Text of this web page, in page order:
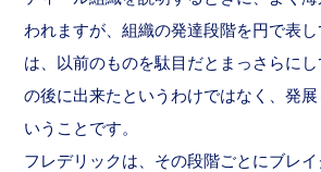
われますが、組織の発達段階を円で表
は、以前のものを駄目だとまっさらに
の後に出来たというわけではなく、発
いうことです。
フレデリックは、その段階ごとにブレ